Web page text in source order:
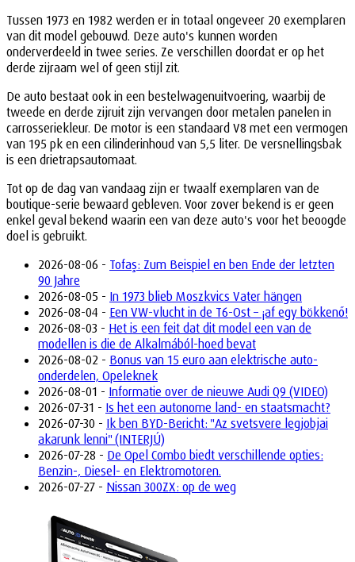
Tussen 1973 en 1982 werden er in totaal ongeveer 20 exemplaren
van dit model gebouwd. Deze auto's kunnen worden
onderverdeeld in twee series. Ze verschillen doordat er op het
derde zijraam wel of geen stijl zit.
De auto bestaat ook in een bestelwagenuitvoering, waarbij de
tweede en derde zijruit zijn vervangen door metalen panelen in
carrosseriekleur. De motor is een standaard V8 met een vermogen
van 195 pk en een cilinderinhoud van 5,5 liter. De versnellingsbak
is een drietrapsautomaat.
Tot op de dag van vandaag zijn er twaalf exemplaren van de
boutique-serie bewaard gebleven. Voor zover bekend is er geen
enkel geval bekend waarin een van deze auto's voor het beoogde
doel is gebruikt.
2026-08-06 - Tofaş: Zum Beispiel en ben Ende der letzten
90 Jahre
2026-08-05 - In 1973 blieb Moszkvics Vater hängen
2026-08-04 - Een VW-vlucht in de T6-Ost – ¡af egy bökkenő!
2026-08-03 - Het is een feit dat dit model een van de
modellen is die de Alkalmából-hoed bevat
2026-08-02 - Bonus van 15 euro aan elektrische auto-
onderdelen, Opeleknek
2026-08-01 - Informatie over de nieuwe Audi Q9 (VIDEO)
2026-07-31 - Is het een autonome land- en staatsmacht?
2026-07-30 - Ik ben BYD-Bericht: "Az svetsvere legjobjai
akarunk lenni" (INTERJÚ)
2026-07-28 - De Opel Combo biedt verschillende opties:
Benzin-, Diesel- en Elektromotoren.
2026-07-27 - Nissan 300ZX: op de weg